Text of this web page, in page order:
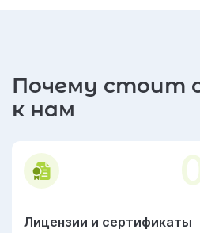
Почему стоит
к нам
Лицензии и сертификаты